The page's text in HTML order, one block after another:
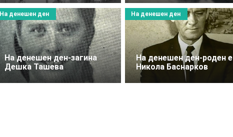
Нa денешен ден-загина
Дешка Ташева
На денешен ден
На денешен ден-роден е
Никола Баснарков
На денешен ден